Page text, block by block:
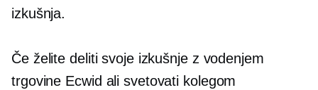
izkušnja.
Če želite deliti svoje izkušnje z vodenjem
trgovine Ecwid ali svetovati kolegom